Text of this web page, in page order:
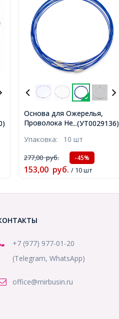
...(УТ0029136)
Основа для Ожерелья,
Проволока Нержавеющая
из Латуни, Цвет: Синий,
Длина 45см, Толщина 1мм,
(УТ0029136)
Упаковка: 10 шт
277,00руб. -45%
153,00 руб. / 10 шт
+7 (977) 977-01-20
(Telegram, WhatsApp)
office@mirbusin.ru